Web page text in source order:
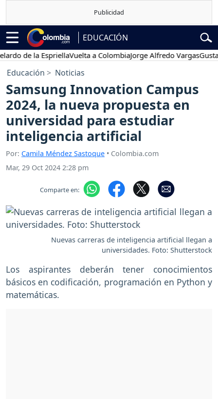
EDUCACIÓN
de la EspriellaVuelta a ColombiaJorge Alfredo VargasGustavo
Educación Noticias
Samsung Innovation Campus
2024, la nueva propuesta en
universidad para estudiar
inteligencia artificial
Por: Camila Méndez Sastoque • Colombia.com
Mar, 29 Oct 2024 2:28 pm
Comparte en:
Nuevas carreras de inteligencia artificial llegan a
universidades. Foto: Shutterstock
Los aspirantes deberán tener conocimientos
básicos en codificación, programación en Python y
matemáticas.